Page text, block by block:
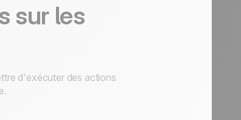
sur les
d'exécuter des actions